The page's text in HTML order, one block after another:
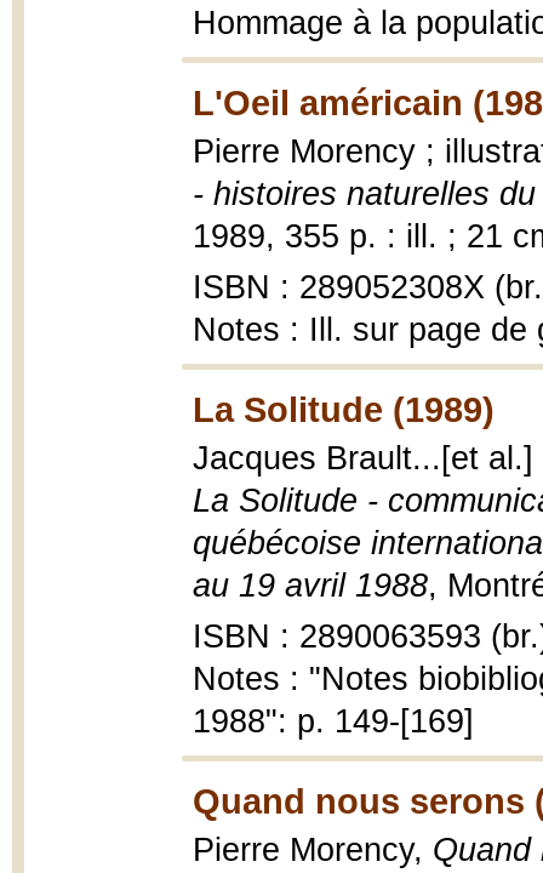
Hommage à la
L'Oeil américain
Pierre Morency ;
- histoires naturelles
1989, 355 p. : ill. ; 21
ISBN : 289052308X
Notes : Ill. sur page de
La Solitude (1989)
Jacques Brault...[et
La Solitude -
québécoise
au 19 avril 1988,
ISBN : 2890063593
Notes : "Notes
1988": p. 149-[169]
Quand nous serons
Pierre Morency, Quand